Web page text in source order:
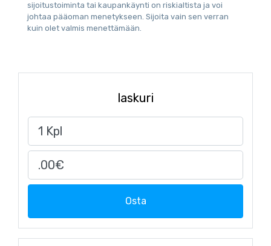
sijoitustoiminta tai kaupankäynti on riskialtista ja voi
johtaa pääoman menetykseen. Sijoita vain sen verran
kuin olet valmis menettämään.
laskuri
Osta